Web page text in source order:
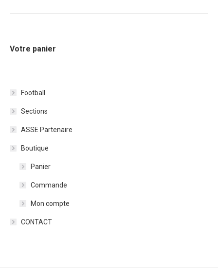
Votre panier
Football
Sections
ASSE Partenaire
Boutique
Panier
Commande
Mon compte
CONTACT